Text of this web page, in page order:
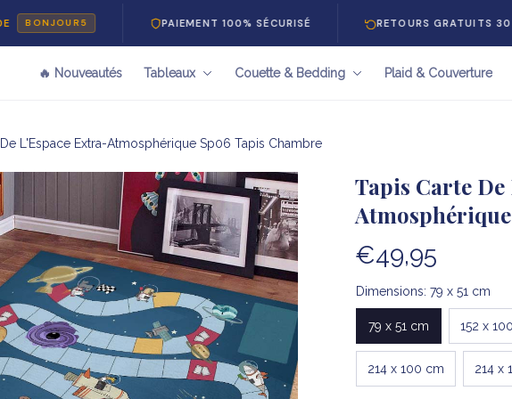
PAIEMENT 100% SÉCURISÉ RETOURS GRATUITS 30 JOURS
🔥 Nouveautés Tableaux Couette & Bedding Plaid & Couverture
L'Espace Extra-Atmosphérique Sp06 Tapis Chambre
Tapis Carte
€49,95
Dimensions: 79 x 51 cm
79 x 51 cm 152 x
214 x 100 cm 214 x